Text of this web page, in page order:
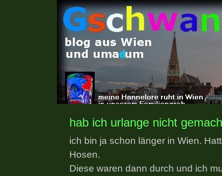
hab ich urlange nicht
ich bin ja schon länger in Wien.
Hosen.
Diese waren dann durch und ich